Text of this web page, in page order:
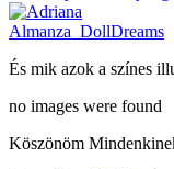
És mik azok a színes
no images were found
Köszönöm